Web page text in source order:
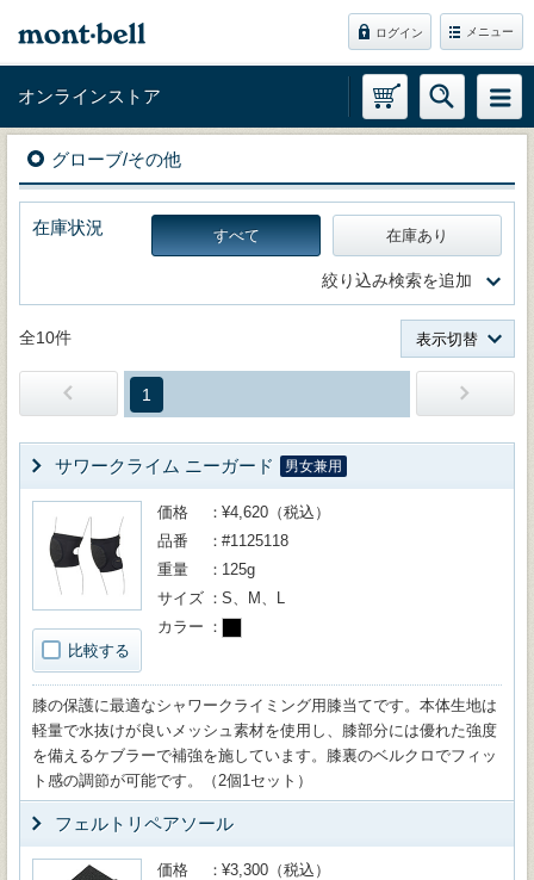
ログイン メニュー
オンラインストア
グローブ/その他
在庫状況 すべて 在庫あり
絞り込み検索を追加
全10件 表示切替
1
サワークライム ニーガード 男女兼用
比較する
価格
¥4,620（税込）
品番
#1125118
重量
125g
サイズ
S、M、L
カラー
膝の保護に最適なシャワークライミング用膝当てです。本体生地は
軽量で水抜けが良いメッシュ素材を使用し、膝部分には優れた強度
を備えるケブラーで補強を施しています。膝裏のベルクロでフィッ
ト感の調節が可能です。（2個1セット）
フェルトリペアソール
価格
¥3,300（税込）